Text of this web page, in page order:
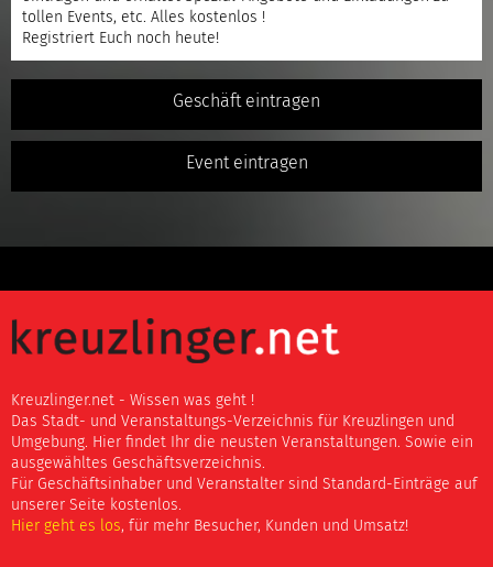
tollen Events, etc. Alles kostenlos !
Registriert Euch noch heute!
Geschäft eintragen
Event eintragen
Kreuzlinger.net - Wissen was geht !
Das Stadt- und Veranstaltungs-Verzeichnis für Kreuzlingen und
Umgebung. Hier findet Ihr die neusten Veranstaltungen. Sowie ein
ausgewähltes Geschäftsverzeichnis.
Für Geschäftsinhaber und Veranstalter sind Standard-Einträge auf
unserer Seite kostenlos.
Hier geht es los, für mehr Besucher, Kunden und Umsatz!